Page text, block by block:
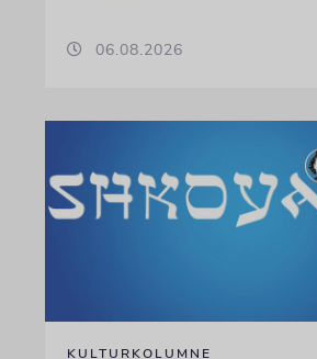
06.08.2026
KULTURKOLUMNE